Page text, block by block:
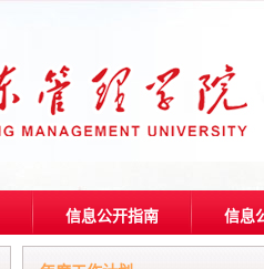
信息公开指南 信息